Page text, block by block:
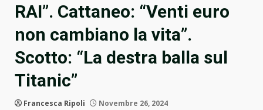
RAI”. Cattaneo: “Venti euro
non cambiano la vita”.
Scotto: “La destra balla sul
Titanic”
Francesca Ripoli Novembre 26, 2024